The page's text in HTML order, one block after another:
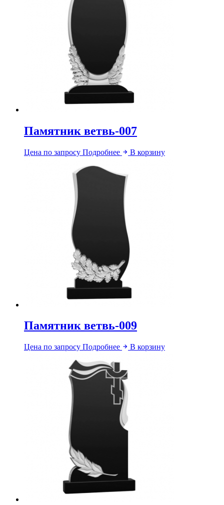
Памятник ветвь-007
Цена по запросу Подробнее В корзину
Памятник ветвь-009
Цена по запросу Подробнее В корзину